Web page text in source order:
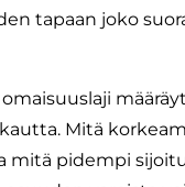
tapaan joko
Mitä
mitä pidempi